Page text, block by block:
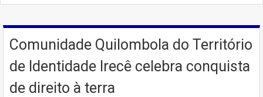
Comunidade Quilombola do Território
de Identidade Irecê celebra conquista
de direito à terra